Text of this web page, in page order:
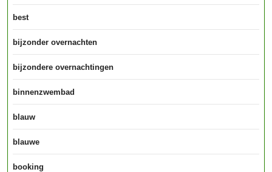
best
bijzonder overnachten
bijzondere overnachtingen
binnenzwembad
blauw
blauwe
booking